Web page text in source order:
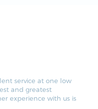
service at one low
and greatest
experience with us is